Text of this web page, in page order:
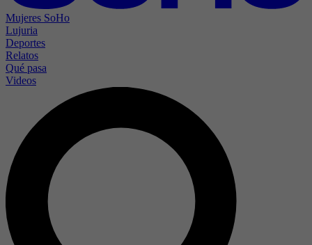
Mujeres SoHo
Lujuria
Deportes
Relatos
Qué pasa
Videos